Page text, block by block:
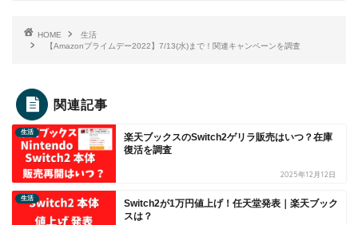
HOME
生活
【Amazonプライムデー2022】7/13(水)まで！関連キャンペーンを調査
関連記事
生活
楽天ブックスのSwitch2ゲリラ販売はいつ？在庫
復活を調査
2025年12月12日
生活
Switch2が1万円値上げ！任天堂発表｜楽天ブック
スは？